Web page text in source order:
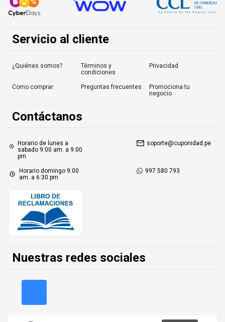
Servicio al cliente
¿Quiénes somos?
Términos y
condiciones
Privacidad
Como comprar Preguntas frecuentes
Promociona tu
negocio
Contáctanos
Horario de lunes a
sabado 9:00 am. a 9:00
pm
soporte@cuponidad.pe
Horario domingo 9:00
am. a 6:30 pm
997 580 793
Nuestras redes sociales